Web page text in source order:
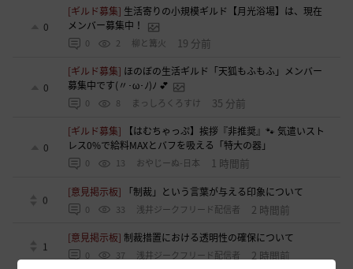
0
[ギルド募集] 生活寄りの小規模ギルド【月光浴場】は、現在
メンバー募集中！
0 2 柳と篝火 19 分前
0
[ギルド募集] ほのぼの生活ギルド「天狐もふもふ」メンバー
募集中です(〃･ω･ﾉ)ﾉ 💕
0 8 まっしろくろすけ 35 分前
0
[ギルド募集]
【はむちゃっぷ】挨拶『非推奨』🐾 気遣いスト
レス0%で給料MAXとバフを吸える「特大の器」
0 13 おやじーぬ-日本 1 時間前
0
[意見掲示板] 「制裁」という言葉が与える印象について
0 33 浅井ジークフリード配信者 2 時間前
1
[意見掲示板]制裁措置における透明性の確保について
0 37 浅井ジークフリード配信者 2 時間前